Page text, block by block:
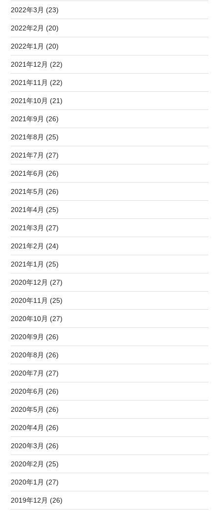
2022年3月 (23)
2022年2月 (20)
2022年1月 (20)
2021年12月 (22)
2021年11月 (22)
2021年10月 (21)
2021年9月 (26)
2021年8月 (25)
2021年7月 (27)
2021年6月 (26)
2021年5月 (26)
2021年4月 (25)
2021年3月 (27)
2021年2月 (24)
2021年1月 (25)
2020年12月 (27)
2020年11月 (25)
2020年10月 (27)
2020年9月 (26)
2020年8月 (26)
2020年7月 (27)
2020年6月 (26)
2020年5月 (26)
2020年4月 (26)
2020年3月 (26)
2020年2月 (25)
2020年1月 (27)
2019年12月 (26)